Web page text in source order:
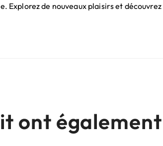
Explorez de nouveaux plaisirs et
ont également